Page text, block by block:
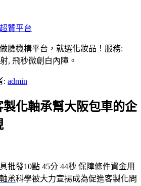
贊平台
臉機構平台，就選化妝品！服務:
, 飛秒微創白內障。
: admin
化軸承幫大阪包車的企
批發10點 45分 44秒 保障條件資金用
承科學被大力宣揚成為促進客製化問